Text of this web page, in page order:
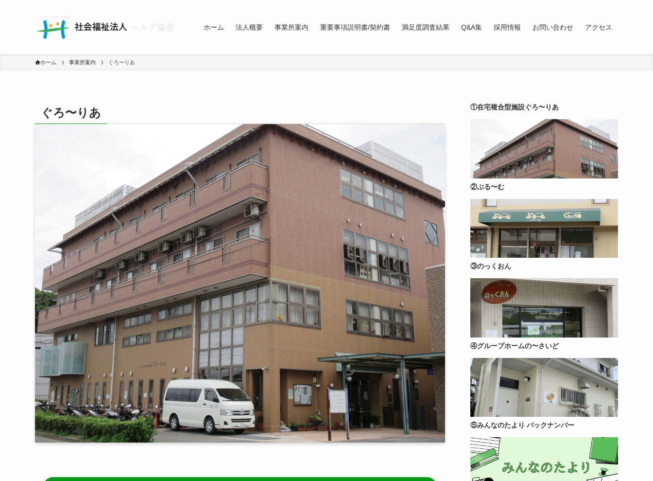
ホーム 法人概要 事業所案内 重要事項説明書/契約書 満足度調査結果 Q&A集 採用情報 お問い合わせ アクセス
ホーム 事業所案内 ぐろ〜りあ
ぐろ〜りあ ①在宅複合型施設ぐろ〜りあ
②ぶる〜む
③のっくおん
④グループホームの〜さいど
⑤みんなのたより バックナンバー